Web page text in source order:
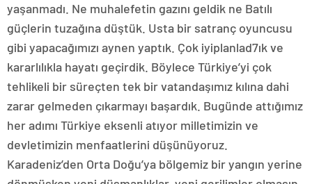
yaşanmadı. Ne muhalefetin gazını geldik ne Batılı
güçlerin tuzağına düştük. Usta bir satranç oyuncusu
gibi yapacağımızı aynen yaptık. Çok iyiplanlad7ık ve
kararlılıkla hayatı geçirdik. Böylece Türkiye’yi çok
tehlikeli bir süreçten tek bir vatandaşımız kılına dahi
zarar gelmeden çıkarmayı başardık. Bugünde attığımız
her adımı Türkiye eksenli atıyor milletimizin ve
devletimizin menfaatlerini düşünüyoruz.
Karadeniz’den Orta Doğu’ya bölgemiz bir yangın yerine